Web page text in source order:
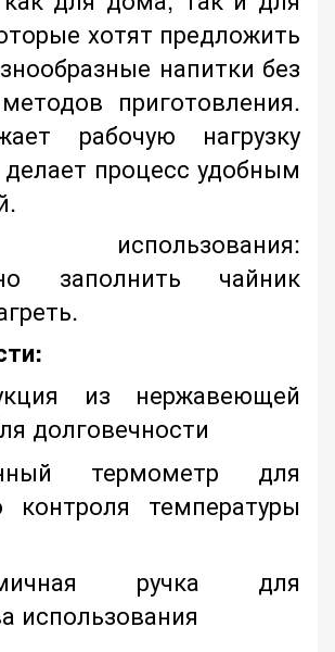
хотят предложить
напитки без
приготовления.
рабочую нагрузку
делает процесс удобным
использования:
заполнить чайник
из нержавеющей
долговечности
термометр для
контроля температуры
ручка для
использования